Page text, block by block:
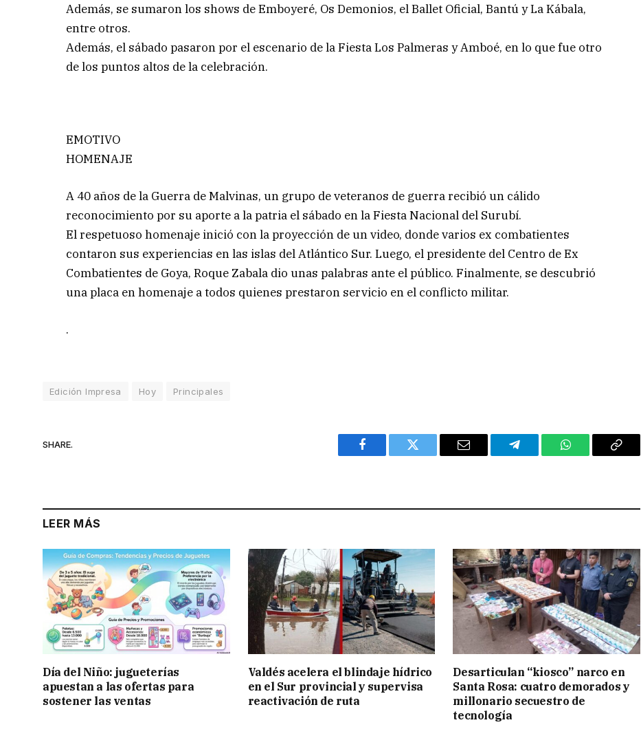
Además, se sumaron los shows de Emboyeré, Os Demonios, el Ballet Oficial, Bantú y La Kábala,
entre otros.
Además, el sábado pasaron por el escenario de la Fiesta Los Palmeras y Amboé, en lo que fue otro
de los puntos altos de la celebración.
EMOTIVO
HOMENAJE
A 40 años de la Guerra de Malvinas, un grupo de veteranos de guerra recibió un cálido
reconocimiento por su aporte a la patria el sábado en la Fiesta Nacional del Surubí.
El respetuoso homenaje inició con la proyección de un video, donde varios ex combatientes
contaron sus experiencias en las islas del Atlántico Sur. Luego, el presidente del Centro de Ex
Combatientes de Goya, Roque Zabala dio unas palabras ante el público. Finalmente, se descubrió
una placa en homenaje a todos quienes prestaron servicio en el conflicto militar.
.
Edición Impresa Hoy Principales
SHARE.
Facebook Twitter Email Telegram WhatsAppCopy
LEER MÁS
Día del Niño: jugueterías
apuestan a las ofertas para
sostener las ventas
Valdés acelera el blindaje hídrico
en el Sur provincial y supervisa
reactivación de ruta
Desarticulan “kiosco” narco en
Santa Rosa: cuatro demorados y
millonario secuestro de
tecnología